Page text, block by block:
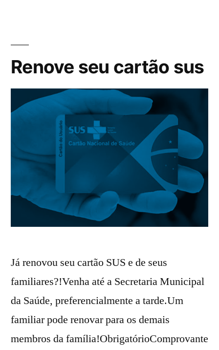
Renove seu cartão sus
Já renovou seu cartão SUS e de seus
familiares?!Venha até a Secretaria Municipal
da Saúde, preferencialmente a tarde.Um
familiar pode renovar para os demais
membros da família!ObrigatórioComprovante